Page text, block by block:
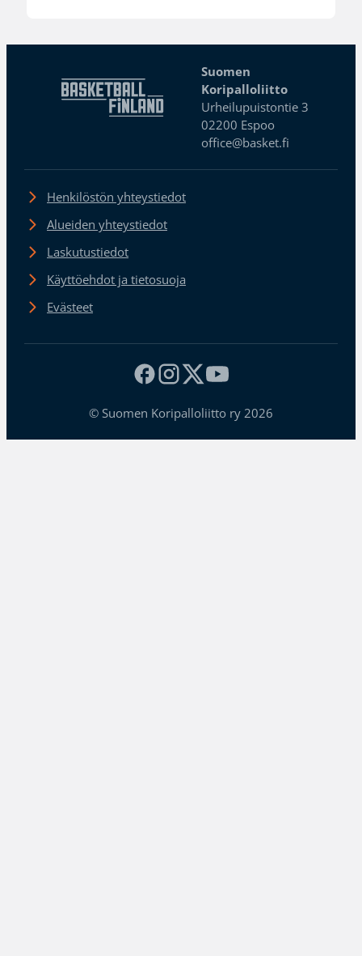
Suomen
Koripalloliitto
Urheilupuistontie 3
02200 Espoo
office@basket.fi
Henkilöstön yhteystiedot
Alueiden yhteystiedot
Laskutustiedot
Käyttöehdot ja tietosuoja
Evästeet
© Suomen Koripalloliitto ry 2026